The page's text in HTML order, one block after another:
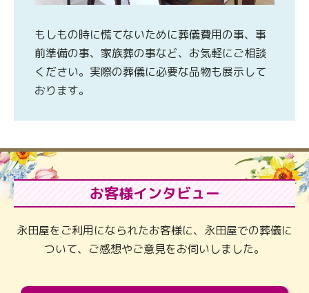
もしもの時に慌てないために葬儀費用の事、事
前準備の事、家族葬の事など、お気軽にご相談
ください。実際の葬儀に必要な品物も展示して
おります。
お客様インタビュー
永田屋をご利用になられたお客様に、永田屋での葬儀に
ついて、ご感想やご意見をお伺いしました。